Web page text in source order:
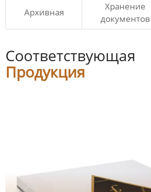
Архивная
Хранение
документов
Соответствующая
Продукция